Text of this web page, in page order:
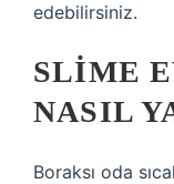
edebilirsiniz.
SLIME
NASIL
Boraksı oda